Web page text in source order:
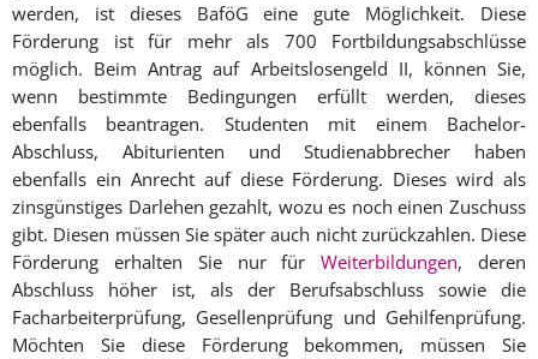
werden, ist dieses BaföG eine gute Möglichkeit. Diese
Förderung ist für mehr als 700 Fortbildungsabschlüsse
möglich. Beim Antrag auf Arbeitslosengeld II, können Sie,
wenn bestimmte Bedingungen erfüllt werden, dieses
ebenfalls beantragen. Studenten mit einem Bachelor-
Abschluss, Abiturienten und Studienabbrecher haben
ebenfalls ein Anrecht auf diese Förderung. Dieses wird als
zinsgünstiges Darlehen gezahlt, wozu es noch einen Zuschuss
gibt. Diesen müssen Sie später auch nicht zurückzahlen. Diese
Förderung erhalten Sie nur fürWeiterbildungen, deren
Abschluss höher ist, als der Berufsabschluss sowie die
Facharbeiterprüfung, Gesellenprüfung und Gehilfenprüfung.
Möchten Sie diese Förderung bekommen, müssen Sie